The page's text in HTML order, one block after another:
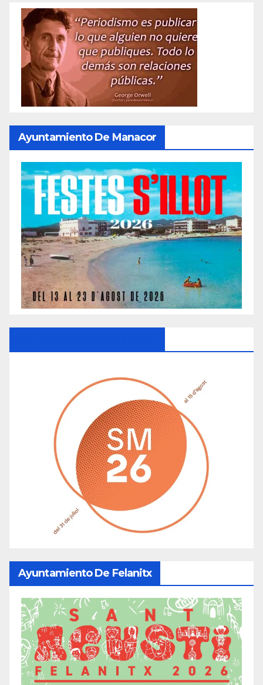
Ayuntamiento De Manacor
Ayuntamiento De Felanitx